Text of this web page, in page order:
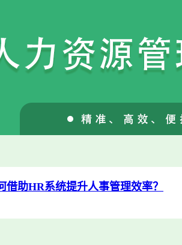
借助HR系统提升人事管理效率？